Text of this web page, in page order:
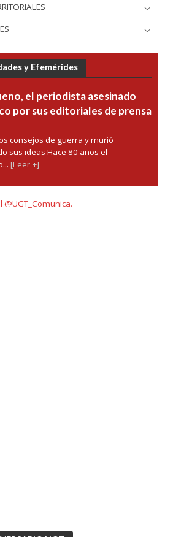
y Efemérides
el periodista asesinado
por sus editoriales de prensa
consejos de guerra y murió
sus ideas Hace 80 años el
[Leer +]
@UGT_Comunica.